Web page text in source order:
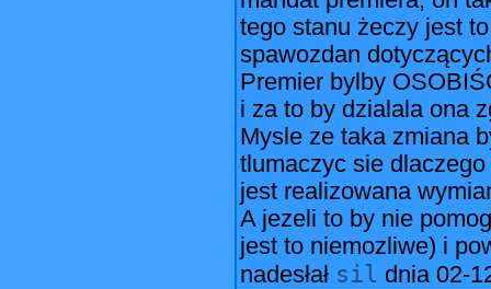
tego stanu żeczy jest
spawozdan
Premier bylby
i za to by dzialala ona
Mysle ze taka zmiana
tlumaczyc sie
jest realizowana
A jezeli to by nie
jest to niemozliwe) i
nadesłał sil dnia 02-